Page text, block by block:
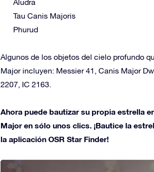
Aludra
Tau Canis Majoris
Phurud
Algunos de los objetos del cielo profundo
Major incluyen: Messier 41, Canis Major
2207, IC 2163.
Ahora puede bautizar su propia estrella
Major en sólo unos clics. ¡Bautice la
la aplicación OSR Star Finder!